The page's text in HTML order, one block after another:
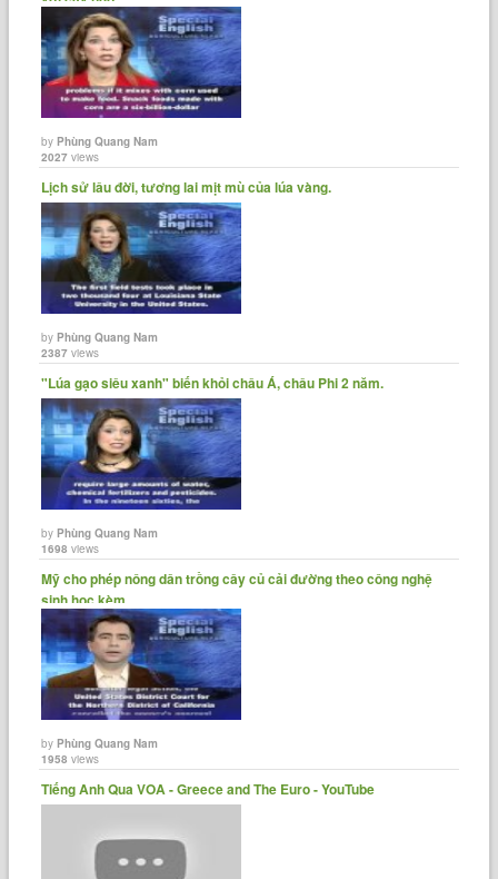
byPhùng Quang Nam
2027 views
Lịch sử lâu đời, tương lai mịt mù của lúa vàng.
byPhùng Quang Nam
2387 views
"Lúa gạo siêu xanh" biến khỏi châu Á, châu Phi 2 năm.
byPhùng Quang Nam
1698 views
Mỹ cho phép nông dân trồng cây củ cải đường theo công nghệ
sinh học kèm......
byPhùng Quang Nam
1958 views
Tiếng Anh Qua VOA - Greece and The Euro - YouTube